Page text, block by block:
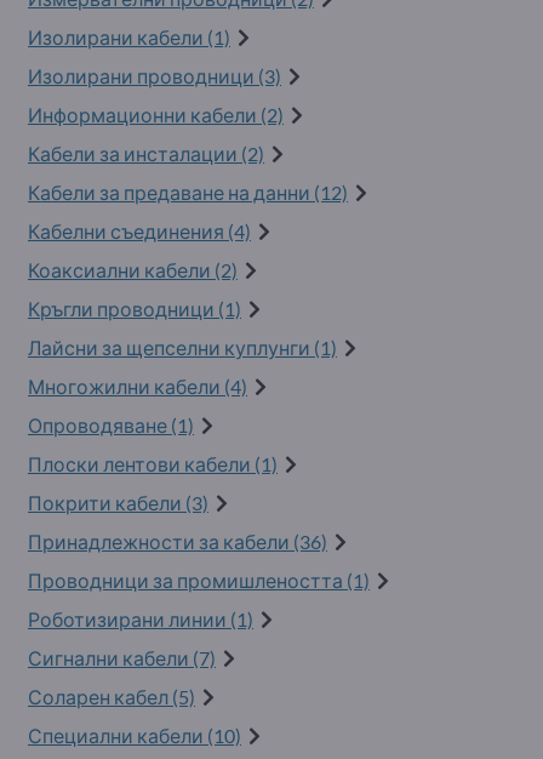
Изолирани кабели (1)
Изолирани проводници (3)
Информационни кабели (2)
Кабели за инсталации (2)
Кабели за предаване на данни (12)
Кабелни съединения (4)
Коаксиални кабели (2)
Кръгли проводници (1)
Лайсни за щепселни куплунги (1)
Многожилни кабели (4)
Опроводяване (1)
Плоски лентови кабели (1)
Покрити кабели (3)
Принадлежности за кабели (36)
Проводници за промишлеността (1)
Роботизирани линии (1)
Сигнални кабели (7)
Соларен кабел (5)
Специални кабели (10)